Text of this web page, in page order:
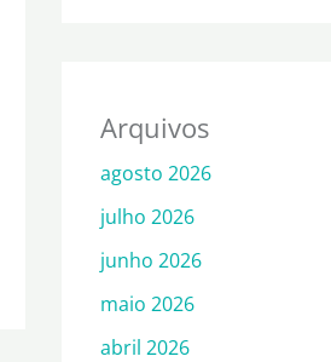
Arquivos
agosto 2026
julho 2026
junho 2026
maio 2026
abril 2026